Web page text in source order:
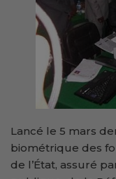
Lancé le 5 mars
biométrique des
de l’État, assuré